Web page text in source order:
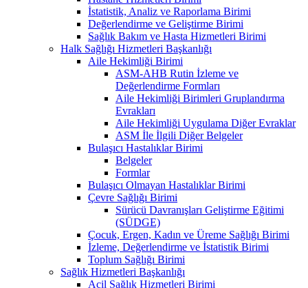
İstatistik, Analiz ve Raporlama Birimi
Değerlendirme ve Geliştirme Birimi
Sağlık Bakım ve Hasta Hizmetleri Birimi
Halk Sağlığı Hizmetleri Başkanlığı
Aile Hekimliği Birimi
ASM-AHB Rutin İzleme ve
Değerlendirme Formları
Aile Hekimliği Birimleri Gruplandırma
Evrakları
Aile Hekimliği Uygulama Diğer Evraklar
ASM İle İlgili Diğer Belgeler
Bulaşıcı Hastalıklar Birimi
Belgeler
Formlar
Bulaşıcı Olmayan Hastalıklar Birimi
Çevre Sağlığı Birimi
Sürücü Davranışları Geliştirme Eğitimi
(SÜDGE)
Çocuk, Ergen, Kadın ve Üreme Sağlığı Birimi
İzleme, Değerlendirme ve İstatistik Birimi
Toplum Sağlığı Birimi
Sağlık Hizmetleri Başkanlığı
Acil Sağlık Hizmetleri Birimi